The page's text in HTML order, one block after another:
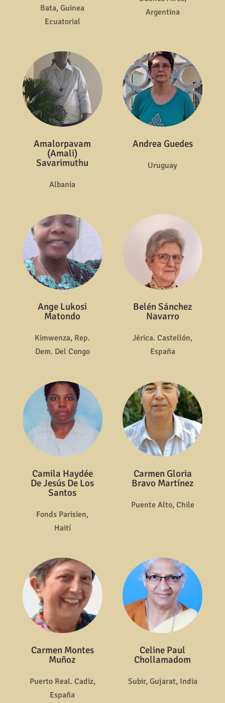
Bata, Guinea
Ecuatorial
Argentina
Amalorpavam
(Amali)
Savarimuthu
Albania
Andrea Guedes
Uruguay
Ange Lukosi
Matondo
Kimwenza, Rep.
Dem. Del Congo
Belén Sánchez
Navarro
Jérica. Castellón,
España
Camila Haydée
De Jesús De Los
Santos
Fonds Parisien,
Haití
Carmen Gloria
Bravo Martínez
Puente Alto, Chile
Carmen Montes
Muñoz
Puerto Real. Cadiz,
España
Celine Paul
Chollamadom
Subir, Gujarat, India